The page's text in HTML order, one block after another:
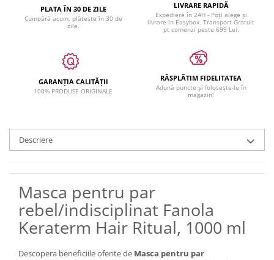
PLATA ÎN 30 DE ZILE
Cumpără acum, plătește în 30 de
zile.
LIVRARE RAPIDĂ
Expediere în 24H - Poți alege și
livrare in Easybox. Transport Gratuit
pt comenzi peste 699 Lei.
GARANȚIA CALITĂȚII
100% PRODUSE ORIGINALE
RĂSPLĂTIM FIDELITATEA
Adună puncte și folosește-le în
magazin!
Descriere
Masca pentru par
rebel/indisciplinat Fanola
Keraterm Hair Ritual, 1000 ml
Descopera beneficiile oferite de Masca pentru par